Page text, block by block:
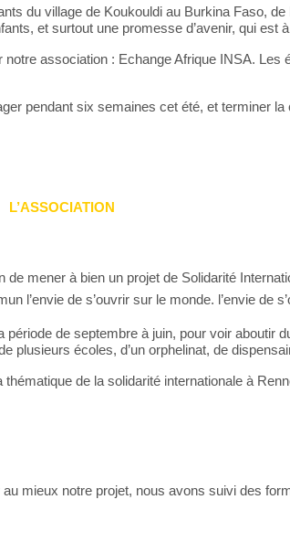
du village de Koukouldi au Burkina Faso,
et surtout une promesse d’avenir, qui est
association : Echange Afrique INSA.
pendant six semaines cet été, et terminer
L’ASSOCIATION
de mener à bien un projet de Solidarité
l’envie de s’ouvrir sur le monde. l’envie de
de septembre à juin, pour voir aboutir
écoles, d’un orphelinat, de
de la solidarité internationale à
mieux notre projet, nous avons suivi des